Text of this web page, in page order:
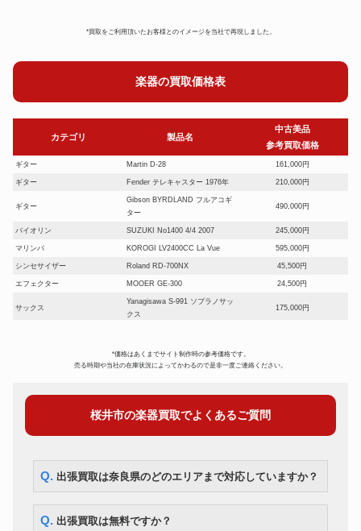
*買取をご利用頂いたお客様とのイメージを当社で再現しました。
楽器の買取価格表
カテゴリ 製品名
中古美品
参考買取価格
ギター Martin D-28 161,000円
ギター Fender テレキャスター 1976年 210,000円
ギター
Gibson BYRDLAND フルアコギ
ター
490,000円
バイオリン SUZUKI No1400 4/4 2007 245,000円
マリンバ KOROGI LV2400CC La Vue 595,000円
シンセサイザー Roland RD-700NX 45,500円
エフェクター MOOER GE-300 24,500円
サックス
Yanagisawa S-991 ソプラノサッ
クス
175,000円
Fossati FJ-77 154,000円
フルート
ヤマハ 450
コルネット
トランペット
ML
73,500円
トロンボーン 105,000円
*価格はあくまでサイト制作時の参考価格です。
売る時期や当社の在庫状況によってかわるので是非一度ご連絡ください。
桜井市の楽器買取でよくあるご質問
Q. 出張買取は奈良県のどのエリアまで対応していますか？
Q. 出張買取は無料ですか？